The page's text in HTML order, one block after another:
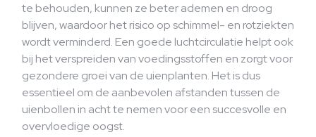
te behouden, kunnen ze beter ademen en droog
blijven, waardoor het risico op schimmel- en rotziekten
wordt verminderd. Een goede luchtcirculatie helpt ook
bij het verspreiden van voedingsstoffen en zorgt voor
gezondere groei van de uienplanten. Het is dus
essentieel om de aanbevolen afstanden tussen de
uienbollen in acht te nemen voor een succesvolle en
overvloedige oogst.